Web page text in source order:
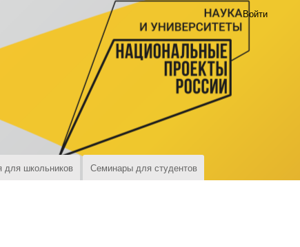
Войти
для школьников Семинары для студентов